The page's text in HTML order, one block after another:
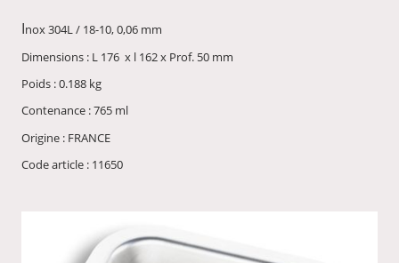
Inox 304L / 18-10, 0,06 mm
Dimensions : L 176 x l 162 x Prof. 50 mm
Poids : 0.188 kg
Contenance : 765 ml
Origine : FRANCE
Code article : 11650